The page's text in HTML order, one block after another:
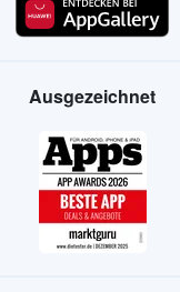
Ausgezeichnet